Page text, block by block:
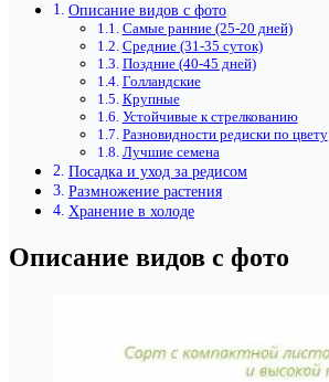
Описание видов с фото
Самые ранние (25-20 дней)
Средние (31-35 суток)
Поздние (40-45 дней)
Голландские
Крупные
Устойчивые к стрелкованию
Разновидности редиски по цвету
Лучшие семена
Посадка и уход за редисом
Размножение растения
Хранение в холоде
Описание видов с фото